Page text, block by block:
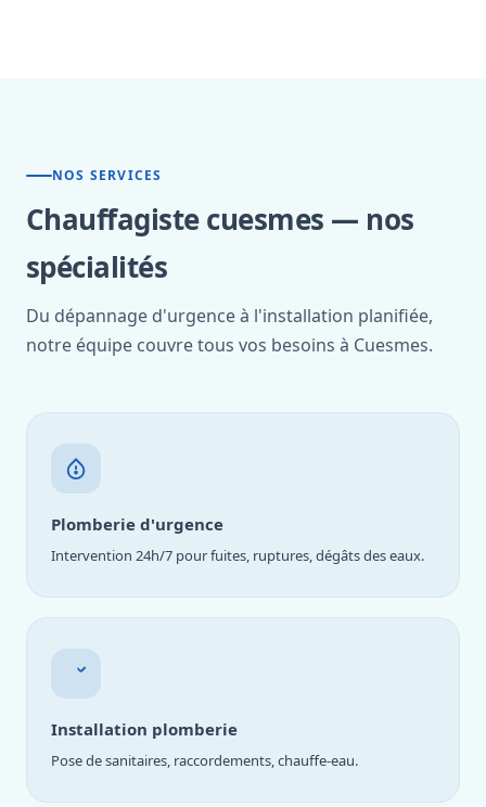
NOS SERVICES
Chauffagiste cuesmes — nos
spécialités
Du dépannage d'urgence à l'installation planifiée,
notre équipe couvre tous vos besoins à Cuesmes.
Plomberie d'urgence
Intervention 24h/7 pour fuites, ruptures, dégâts des eaux.
Installation plomberie
Pose de sanitaires, raccordements, chauffe-eau.